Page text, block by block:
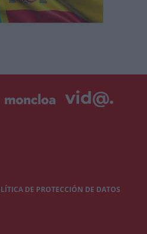
DE PROTECCIÓN DE DATOS